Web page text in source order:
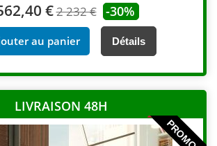
€2 232 € -30%
au panier Détails
LIVRAISON 48H
PROMO !